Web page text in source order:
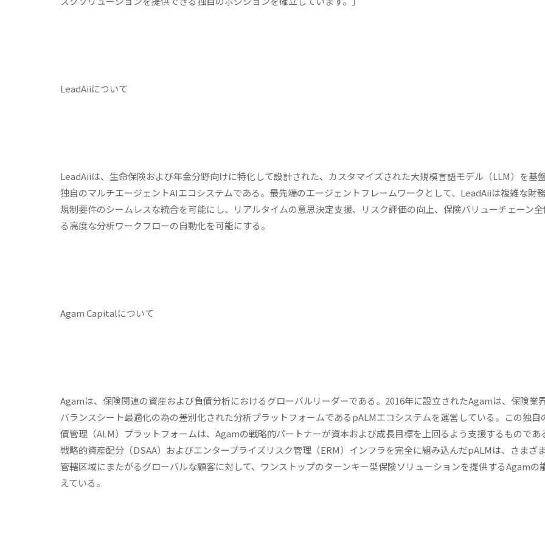
LeadAiiについて
LeadAiiは、生命保険および年金分野向けに特化して設計された、カスタマイズされた大規模言語モデル（LLM）を基
独自のマルチエージェントAIエコシステムである。最先端のエージェントフレームワークとして、LeadAiiは複雑な財
規制要件のシームレスな統合を可能にし、リアルタイムの意思決定支援、リスク評価の向上、保険バリューチェーン
る高度な分析ワークフローの自動化を可能にする。
Agam Capitalについて
Agamは、保険関連の資産および負債分析におけるグローバルリーダーである。2016年に設立されたAgamは、保険業
バランスシート最適化の為の差別化された分析プラットフォームであるpALMエコシステムを運営している。この独自
債管理（ALM）プラットフォームは、Agamの戦略的パートナーが資本および成長目標を上回るよう支援するものであ
戦略的資産配分（DSAA）およびエンタープライズリスク管理（ERM）インフラを完全に組み込んだpALMは、さまざ
管轄区域にまたがるグローバルな顧客に対して、ワンストップのターンキー型保険ソリューションを提供するAgamの
えている。